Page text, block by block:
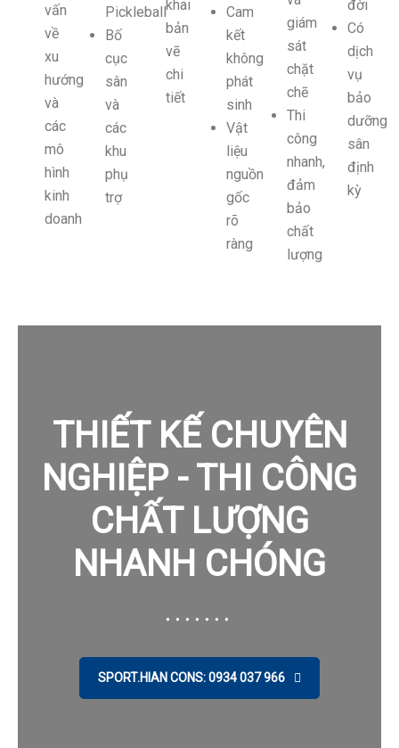
vấn
về
xu
hướng
và
các
mô
hình
kinh
doanh
Pickleball
Bố
cục
sân
và
các
khu
phụ
trợ
khai
bản
vẽ
chi
tiết
Cam
kết
không
phát
sinh
Vật
liệu
nguồn
gốc
rõ
ràng
giám
sát
chặt
chẽ
Thi
công
nhanh,
đảm
bảo
chất
lượng
đời
Có
dịch
vụ
bảo
dưỡng
sân
định
kỳ
THIẾT KẾ CHUYÊN
NGHIỆP - THI CÔNG
CHẤT LƯỢNG
NHANH CHÓNG
SPORT.HIAN CONS: 0934 037 966